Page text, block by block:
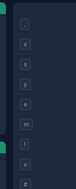
x
s
y
e
m
!
v
#